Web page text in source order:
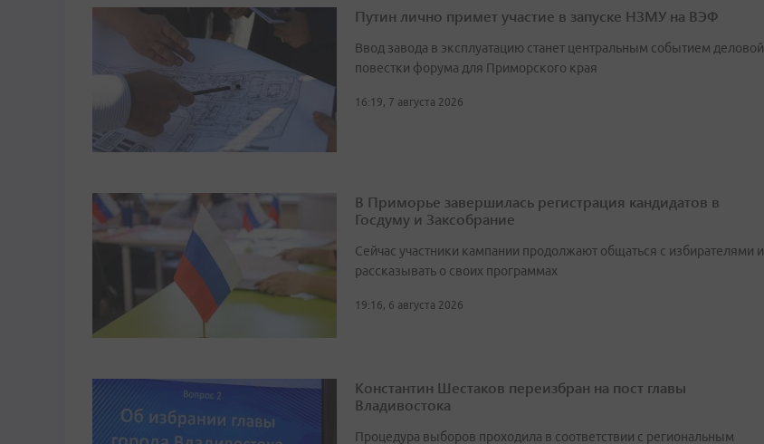
Путин лично примет участие в запуске НЗМУ на ВЭФ
Ввод завода в эксплуатацию станет центральным событием деловой
повестки форума для Приморского края
16:19, 7 августа 2026
В Приморье завершилась регистрация кандидатов в
Госдуму и Заксобрание
Сейчас участники кампании продолжают общаться с избирателями и
рассказывать о своих программах
19:16, 6 августа 2026
Константин Шестаков переизбран на пост главы
Владивостока
Процедура выборов проходила в соответствии с региональным